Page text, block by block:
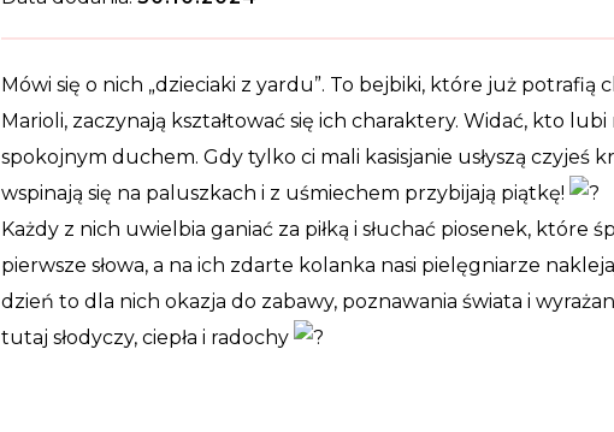
Mówi się o nich „dzieciaki z yardu”. To bejbiki, które już
Marioli, zaczynają kształtować się ich charaktery. Widać, kto
spokojnym duchem. Gdy tylko ci mali kasisjanie usłyszą czyjeś
wspinają się na paluszkach i z uśmiechem przybijają piątkę!
Każdy z nich uwielbia ganiać za piłką i słuchać piosenek, które
pierwsze słowa, a na ich zdarte kolanka nasi pielęgniarze
dzień to dla nich okazja do zabawy, poznawania świata i
tutaj słodyczy, ciepła i radochy